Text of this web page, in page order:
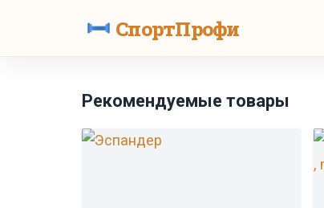
СпортПрофи
Рекомендуемые товары